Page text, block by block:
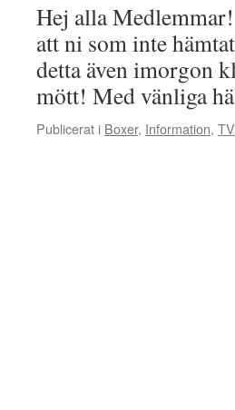
Hej alla
att ni som inte
detta även imorgon
mött! Med vänliga
Publicerat i Boxer, Information, TV